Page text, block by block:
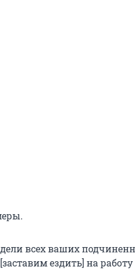
всех ваших
ездить] на